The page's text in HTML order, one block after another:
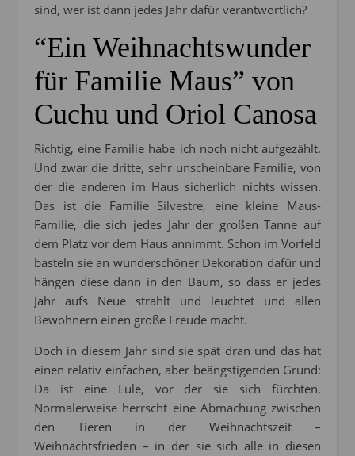
sind, wer ist dann jedes Jahr dafür verantwortlich?
“Ein Weihnachtswunder
für Familie Maus” von
Cuchu und Oriol Canosa
Richtig, eine Familie habe ich noch nicht aufgezählt.
Und zwar die dritte, sehr unscheinbare Familie, von
der die anderen im Haus sicherlich nichts wissen.
Das ist die Familie Silvestre, eine kleine Maus-
Familie, die sich jedes Jahr der großen Tanne auf
dem Platz vor dem Haus annimmt. Schon im Vorfeld
basteln sie an wunderschöner Dekoration dafür und
hängen diese dann in den Baum, so dass er jedes
Jahr aufs Neue strahlt und leuchtet und allen
Bewohnern einen große Freude macht.
Doch in diesem Jahr sind sie spät dran und das hat
einen relativ einfachen, aber beängstigenden Grund:
Da ist eine Eule, vor der sie sich fürchten.
Normalerweise herrscht eine Abmachung zwischen
den Tieren in der Weihnachtszeit –
Weihnachtsfrieden – in der sie sich alle in diesen